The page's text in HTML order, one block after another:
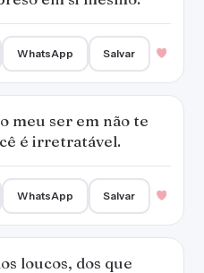
WhatsApp Salvar
meu ser em não te
é irretratável.
WhatsApp Salvar
loucos, dos que